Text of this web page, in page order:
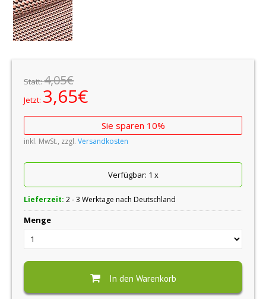
Statt:4,05€
Jetzt: 3,65€
Sie sparen 10%
inkl. MwSt., zzgl.Versandkosten
Verfügbar: 1 x
Lieferzeit:2 - 3 Werktage nach Deutschland
Menge
In den Warenkorb